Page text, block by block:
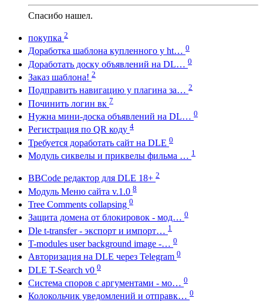
Спасибо нашел.
покупка 2
Доработка шаблона купленного у ht… 0
Доработать доску объявлений на DL… 0
Заказ шаблона! 2
Подправить навигацию у плагина за… 2
Починить логин вк 7
Нужна мини-доска объявлений на DL… 0
Регистрация по QR коду 4
Требуется доработать сайт на DLE 0
Модуль сиквелы и приквелы фильма … 1
BBCode редактор для DLE 18+ 2
Модуль Меню сайта v.1.0 8
Tree Comments collapsing 0
Защита домена от блокировок - мод… 0
Dle t-transfer - экспорт и импорт… 1
T-modules user background image -… 0
Авторизация на DLE через Telegram 0
DLE T-Search v0 0
Система споров с аргументами - мо… 0
Колокольчик уведомлений и отправк… 0